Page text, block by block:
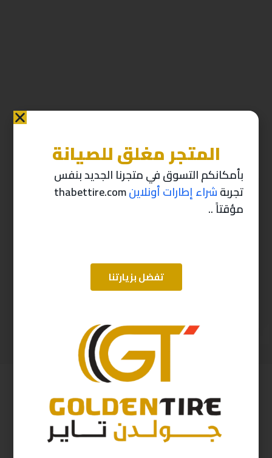
منتجات ذات صله
( شامل الضريبة )
-10%
207ر.س 186
المتجر مغلق للصيانة
بأمكانكم التسوق في متجرنا الجديد بنفس
تجربةشراء إطارات أونلاينthabettire.com
مؤقتاً ..
تفضل بزيارتنا